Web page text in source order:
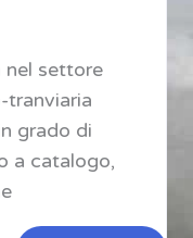
nel settore
tranviaria
grado di
a catalogo,